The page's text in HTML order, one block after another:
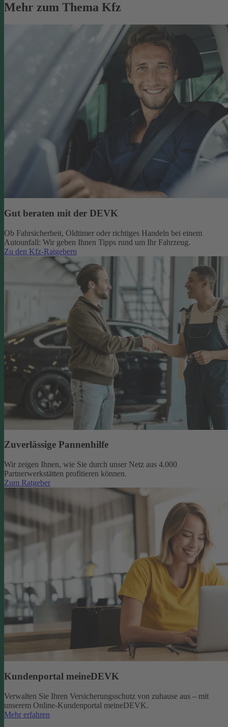
Mehr zum Thema Kfz
Gut beraten mit der DEVK
Ob Fahrsicherheit, Oldtimer oder richtiges Handeln bei einem
Autounfall: Wir geben Ihnen Tipps rund um Ihr Fahrzeug.
Zu den Kfz-Ratgebern
Zuverlässige Pannenhilfe
Wir zeigen Ihnen, wie Sie durch unser Netz aus 4.000
Partnerwerkstätten profitieren können.
Zum Ratgeber
Kundenportal meineDEVK
Verwalten Sie Ihren Versicherungsschutz von zuhause aus – mit
unserem Online-Kundenportal meineDEVK.
Mehr erfahren